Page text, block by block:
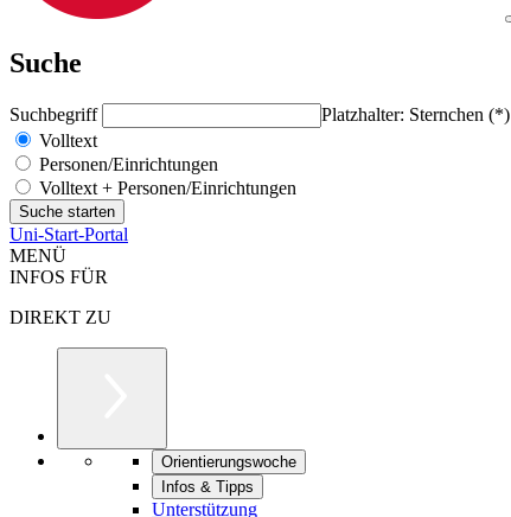
Suche
Suchbegriff
Platzhalter: Sternchen (*)
Volltext
Personen/Einrichtungen
Volltext + Personen/Einrichtungen
Uni-Start-Portal
MENÜ
INFOS FÜR
DIREKT ZU
Orientierungswoche
Infos & Tipps
Unterstützung